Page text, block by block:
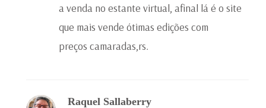
a venda no estante virtual, afinal lá é o site
que mais vende ótimas edições com
preços camaradas,rs.
Raquel Sallaberry